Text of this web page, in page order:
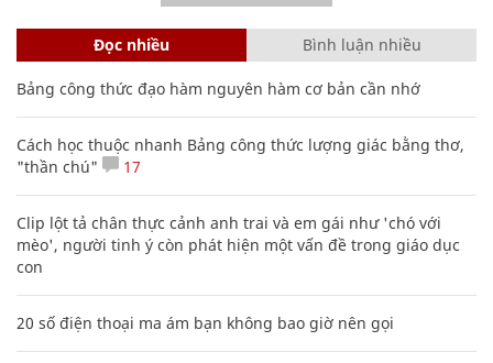
Đọc nhiều Bình luận nhiều
Bảng công thức đạo hàm nguyên hàm cơ bản cần nhớ
Cách học thuộc nhanh Bảng công thức lượng giác bằng thơ,
"thần chú"
17
Clip lột tả chân thực cảnh anh trai và em gái như 'chó với
mèo', người tinh ý còn phát hiện một vấn đề trong giáo dục
con
20 số điện thoại ma ám bạn không bao giờ nên gọi